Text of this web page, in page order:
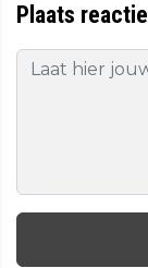
Plaats reactie